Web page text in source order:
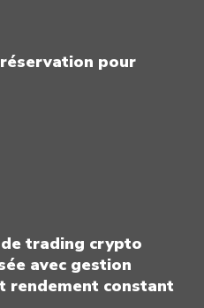
pour
trading crypto
avec gestion
rendement constant